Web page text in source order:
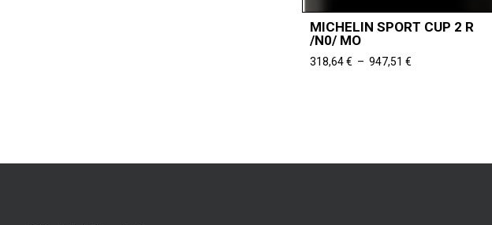
MICHELIN SPORT CUP 2 R
/N0/ MO
318,64€ – 947,51 €Plage